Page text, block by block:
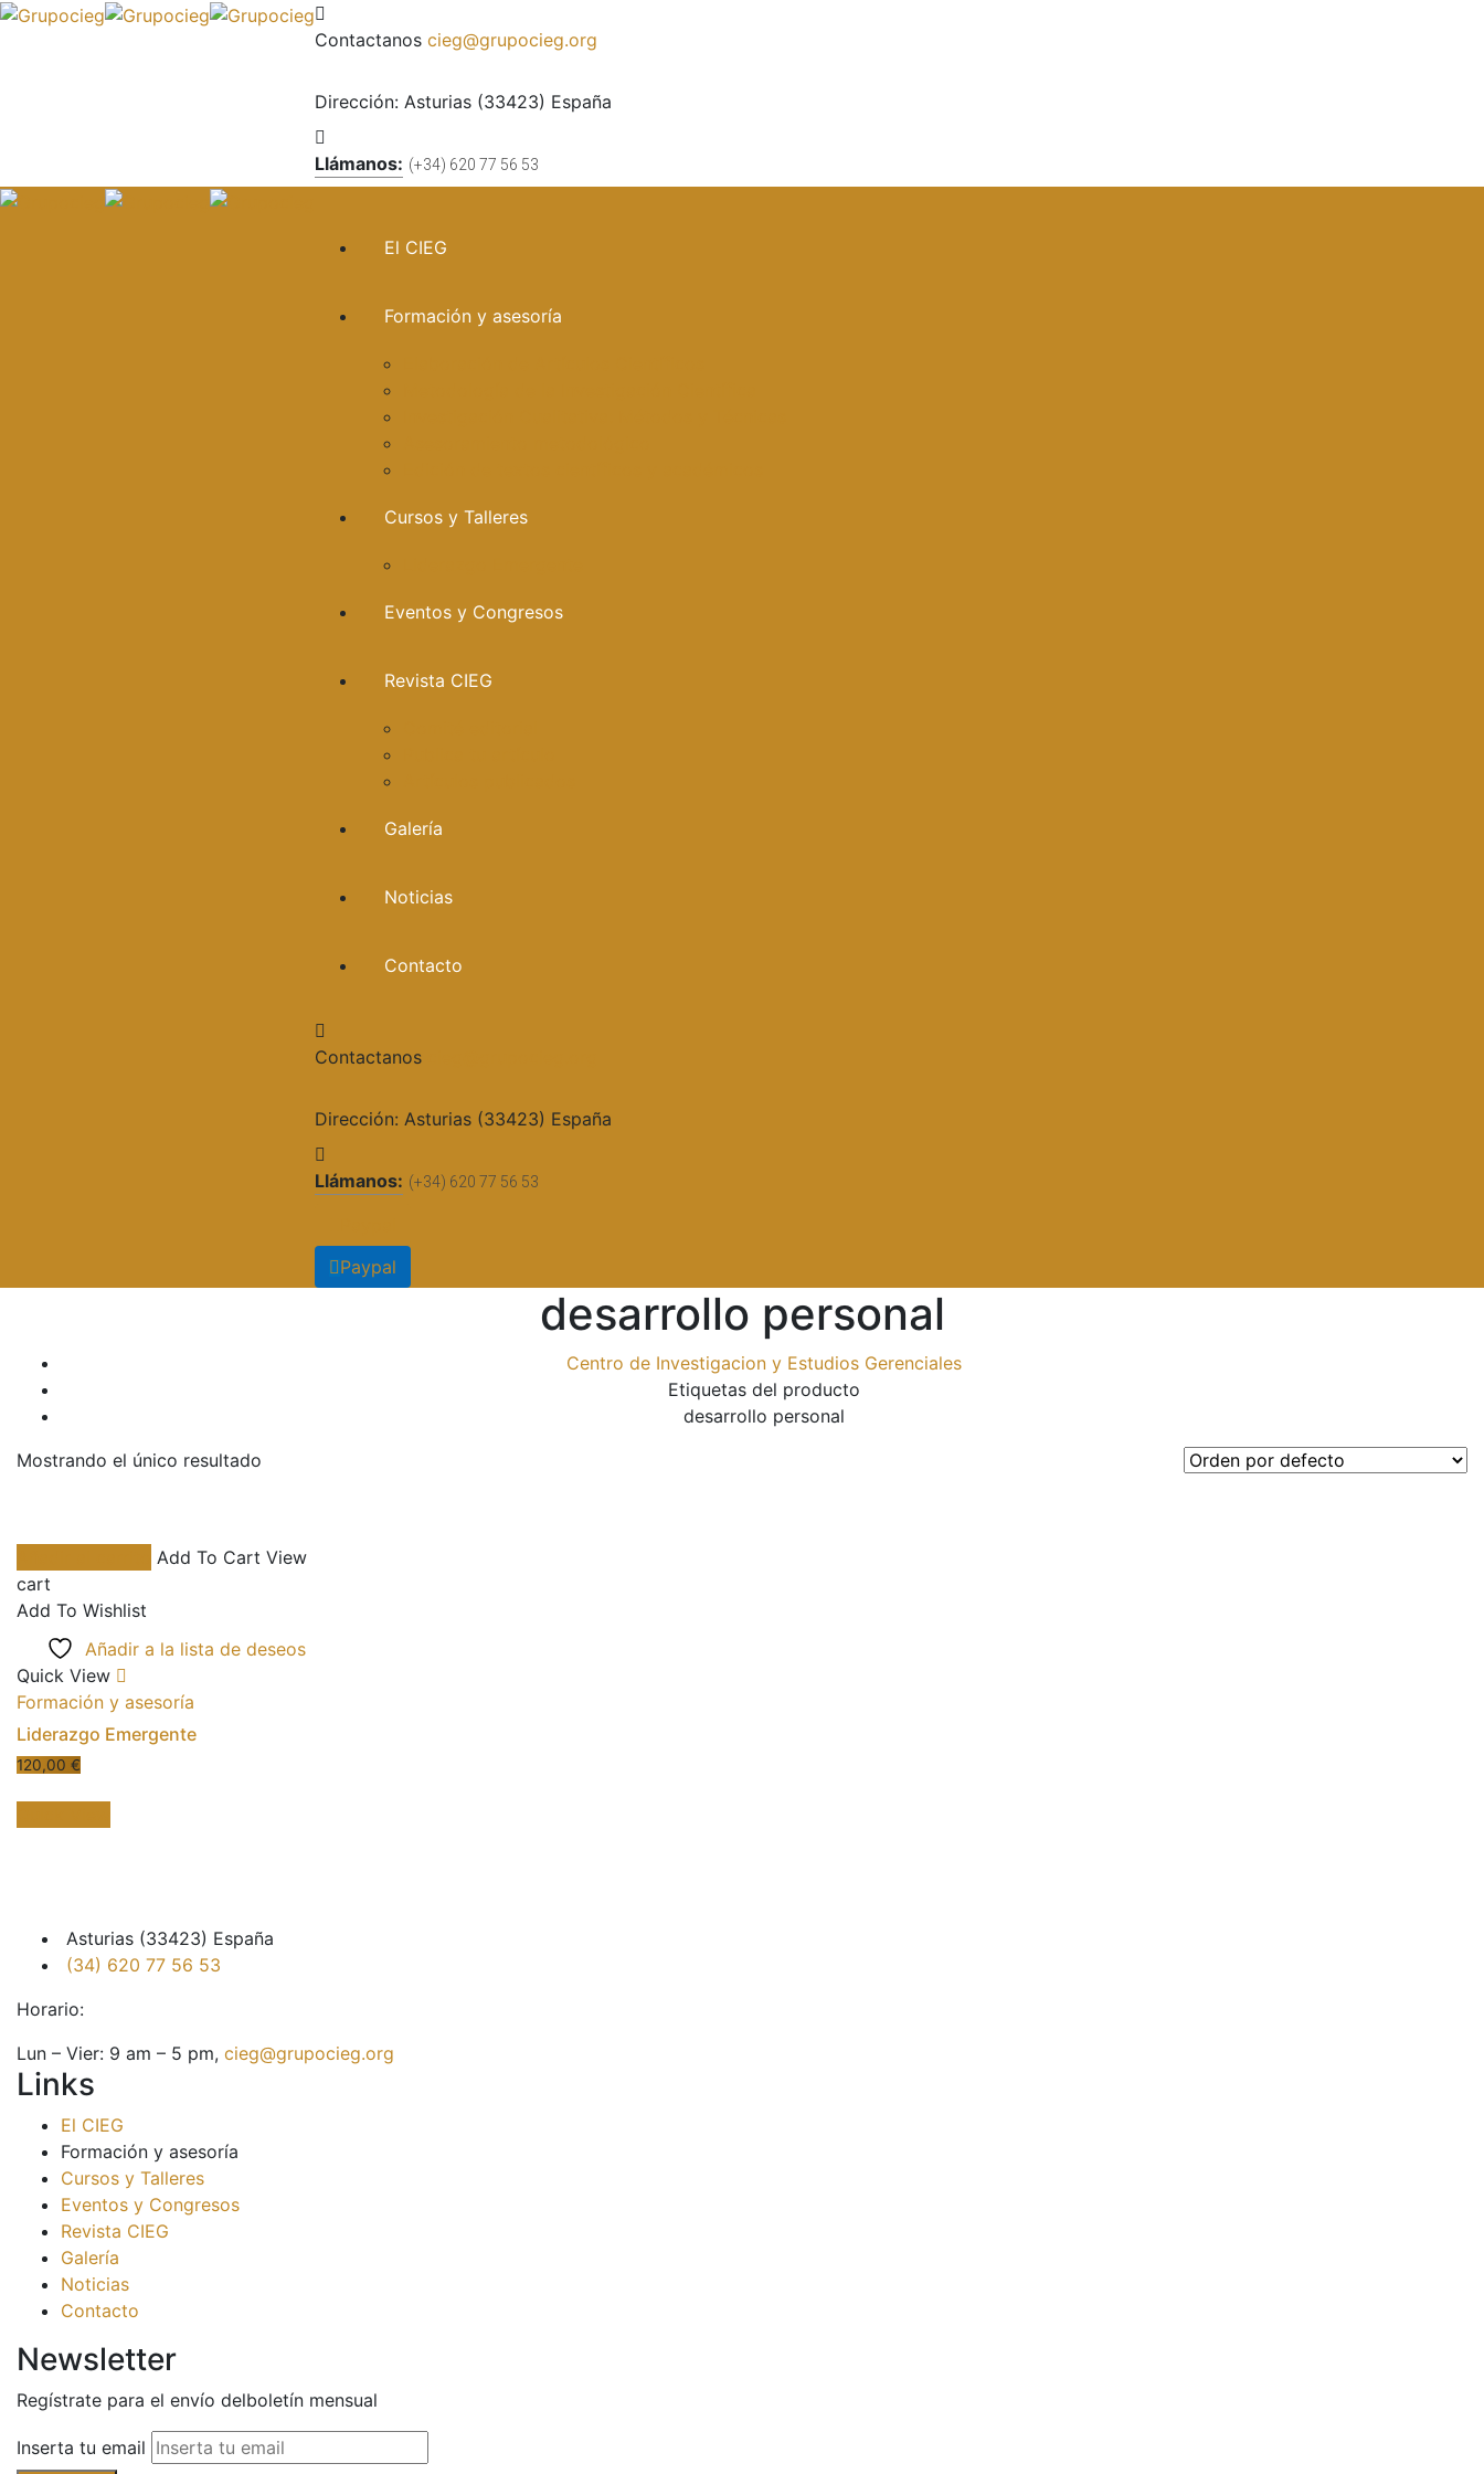
Contactanos cieg@grupocieg.org
Dirección: Asturias (33423) España
Llámanos: (+34) 620 77 56 53
El CIEG
Formación y asesoría
Cursos y Talleres
Eventos y Congresos
Revista CIEG
Galería
Noticias
Contacto
Contactanos
Dirección: Asturias (33423) España
Llámanos: (+34) 620 77 56 53
Paypal
desarrollo personal
Centro de Investigacion y Estudios Gerenciales
Etiquetas del producto
desarrollo personal
Mostrando el único resultado
Add To Cart View
cart
Add To Wishlist
Añadir a la lista de deseos
Quick View
Formación y asesoría
Liderazgo Emergente
120,00 €
Asturias (33423) España
(34) 620 77 56 53
Horario:
Lun – Vier: 9 am – 5 pm, cieg@grupocieg.org
Links
El CIEG
Formación y asesoría
Cursos y Talleres
Eventos y Congresos
Revista CIEG
Galería
Noticias
Contacto
Newsletter
Regístrate para el envío delboletín mensual
Inserta tu email